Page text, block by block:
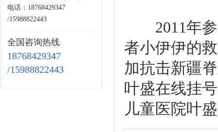
电话：18768429347
/15988822443
全国咨询热线
18768429347
/15988822443
2011年参
者小伊伊的
加抗击新疆
叶盛在线挂
儿童医院叶